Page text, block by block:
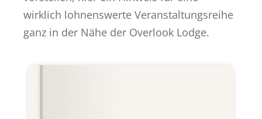
wirklich lohnenswerte Veranstaltungsreihe
ganz in der Nähe der Overlook Lodge.